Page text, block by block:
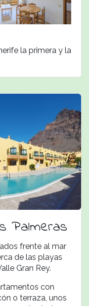
la primera y la
Palmeras
frente al mar
de las playas
Gran Rey.
con
o terraza, unos